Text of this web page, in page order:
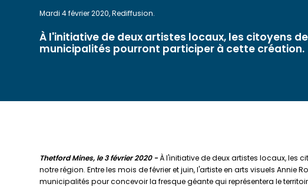
Mardi 4 février 2020, Rediffusion.
À l'initiative de deux artistes locaux, les citoyens
municipalités pourront participer à cette création.
Thetford Mines, le 3 février 2020 -À l'initiative de deux artistes locaux, les
notre région. Entre les mois de février et juin, l'artiste en arts visuels
municipalités pour concevoir la fresque géante qui représentera le